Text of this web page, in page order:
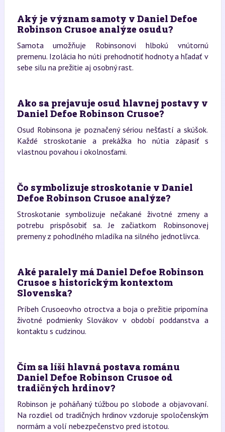
Aký je význam samoty v Daniel Defoe
Robinson Crusoe analýze osudu?
Samota umožňuje Robinsonovi hlbokú vnútornú
premenu. Izolácia ho núti prehodnotiť hodnoty a hľadať v
sebe silu na prežitie aj osobný rast.
Ako sa prejavuje osud hlavnej postavy v
Daniel Defoe Robinson Crusoe?
Osud Robinsona je poznačený sériou nešťastí a skúšok.
Každé stroskotanie a prekážka ho nútia zápasiť s
vlastnou povahou i okolnosťami.
Čo symbolizuje stroskotanie v Daniel
Defoe Robinson Crusoe analýze?
Stroskotanie symbolizuje nečakané životné zmeny a
potrebu prispôsobiť sa. Je začiatkom Robinsonovej
premeny z pohodlného mladíka na silného jednotlivca.
Aké paralely má Daniel Defoe Robinson
Crusoe s historickým kontextom
Slovenska?
Príbeh Crusoeovho otroctva a boja o prežitie pripomína
životné podmienky Slovákov v období poddanstva a
kontaktu s cudzinou.
Čím sa líši hlavná postava románu
Daniel Defoe Robinson Crusoe od
tradičných hrdinov?
Robinson je poháňaný túžbou po slobode a objavovaní.
Na rozdiel od tradičných hrdinov vzdoruje spoločenským
normám a volí nebezpečenstvo pred istotou.